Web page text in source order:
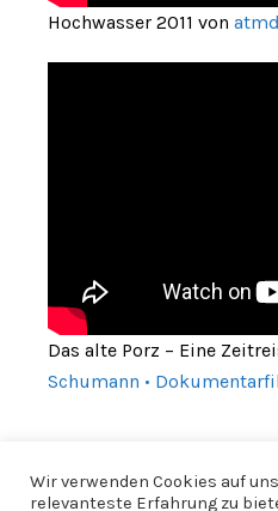
Hochwasser 2011 von
Das alte Porz – Eine
Schumann •
Wir verwenden Cookies auf
relevanteste Erfahrung zu